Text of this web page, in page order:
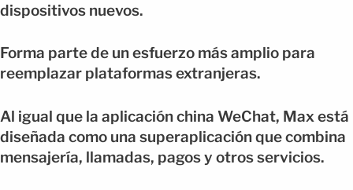
dispositivos nuevos.
Forma parte de un esfuerzo más amplio para
reemplazar plataformas extranjeras.
Al igual que la aplicación china WeChat, Max está
diseñada como una superaplicación que combina
mensajería, llamadas, pagos y otros servicios.